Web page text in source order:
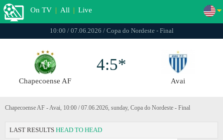
On TV | All | Live
10:00 / 07.06.2026 / Copa do Nordeste - Final
Chapecoense AF
4:5*
Avai
Chapecoense AF - Avai, 10:00 / 07.06.2026, sunday, Copa do Nordeste - Final
LAST RESULTS HEAD TO HEAD